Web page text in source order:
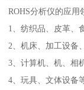
ROHS分析仪的应用
1、纺织品、皮革、
2、机床、加工设备
3、计算机、机、相
4、玩具、文体设备